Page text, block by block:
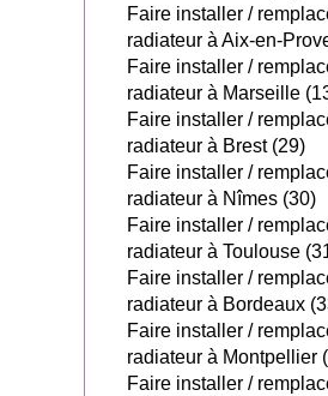
Faire installer /
radiateur à Aix-en-
Faire installer /
radiateur à Marseille
Faire installer /
radiateur à Brest (29)
Faire installer /
radiateur à Nîmes (30)
Faire installer /
radiateur à Toulouse
Faire installer /
radiateur à Bordeaux
Faire installer /
radiateur à Montpellier
Faire installer /